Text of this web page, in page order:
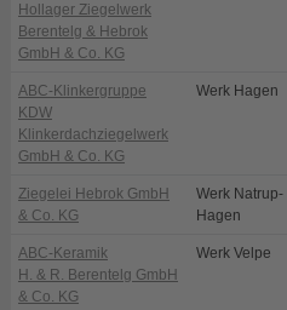
Hollager Ziegelwerk
Berentelg & Hebrok
GmbH & Co. KG
ABC-Klinkergruppe
KDW
Klinkerdachziegelwerk
GmbH & Co. KG
Werk Hagen
Ziegelei Hebrok GmbH
& Co. KG
Werk Natrup-
Hagen
ABC-Keramik
H. & R. Berentelg GmbH
& Co. KG
Werk Velpe